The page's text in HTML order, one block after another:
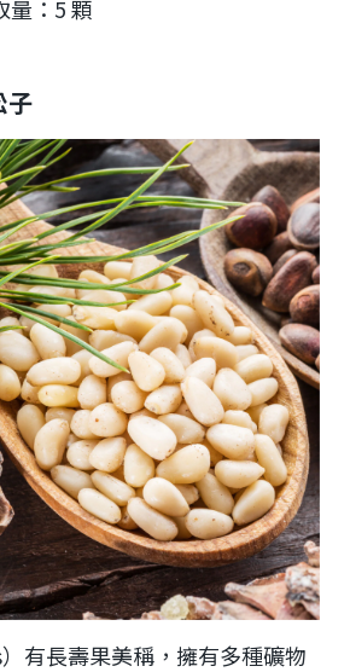
：5 顆
子
有長壽果美稱，擁有多種礦物